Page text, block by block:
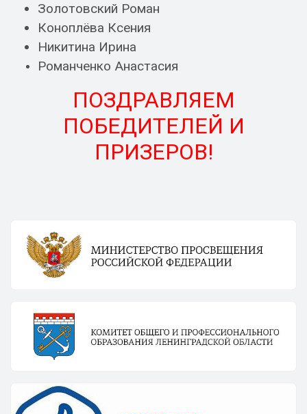
Золотовский Роман
Коноплёва Ксения
Никитина Ирина
Романченко Анастасия
ПОЗДРАВЛЯЕМ
ПОБЕДИТЕЛЕЙ И
ПРИЗЕРОВ!